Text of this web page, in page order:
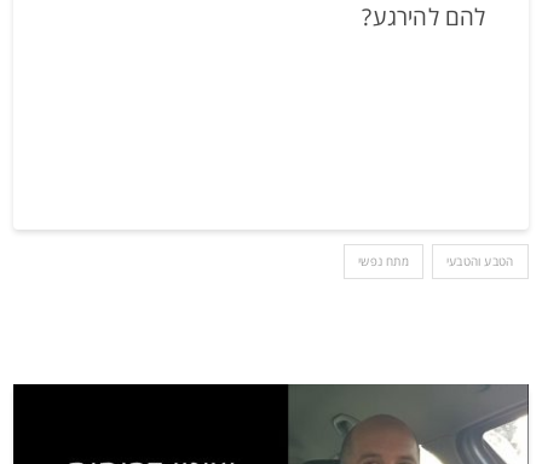
להם להירגע?
הטבע והטבעי מתח נפשי